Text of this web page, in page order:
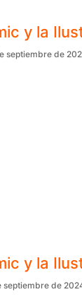
y la
septiembre de
y la
septiembre de